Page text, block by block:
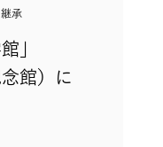
承
」
館）に